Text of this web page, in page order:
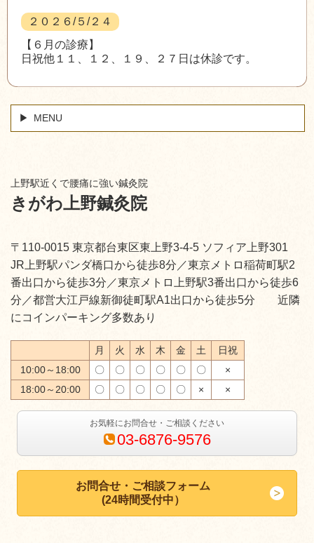
２０２６/５/２４
【６月の診療】
日祝他１１、１２、１９、２７日は休診です。
MENU
上野駅近くで腰痛に強い鍼灸院
きがわ上野鍼灸院
〒110-0015 東京都台東区東上野3-4-5 ソフィア上野301
JR上野駅パンダ橋口から徒歩8分／東京メトロ稲荷町駅2
番出口から徒歩3分／東京メトロ上野駅3番出口から徒歩6
分／都営大江戸線新御徒町駅A1出口から徒歩5分 近隣
にコインパーキング多数あり
月 火 水 木 金 土
日祝
10:00～18:00
〇 〇 〇 〇 〇 〇
×
18:00～20:00
〇 〇 〇 〇 〇 × ×
お気軽にお問合せ・ご相談ください
03-6876-9576
お問合せ・ご相談フォーム
(24時間受付中）